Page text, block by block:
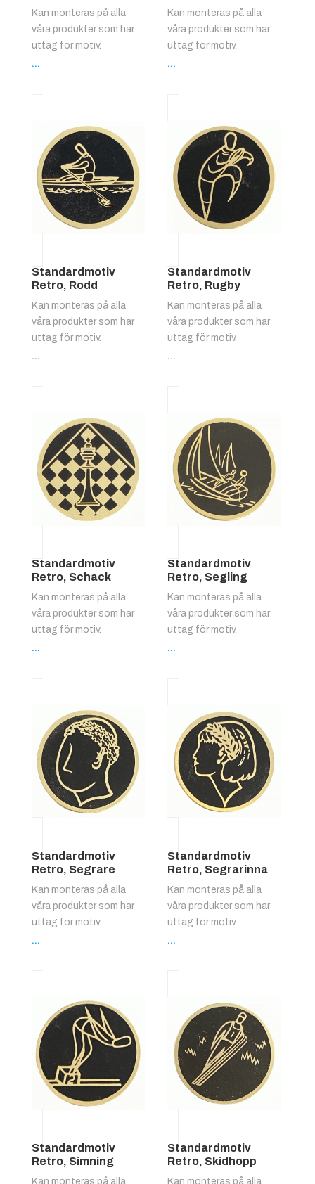
Kan monteras på alla
våra produkter som har
uttag för motiv.
...
Kan monteras på alla
våra produkter som har
uttag för motiv.
...
Standardmotiv
Retro, Rodd
Kan monteras på alla
våra produkter som har
uttag för motiv.
...
Standardmotiv
Retro, Rugby
Kan monteras på alla
våra produkter som har
uttag för motiv.
...
Standardmotiv
Retro, Schack
Kan monteras på alla
våra produkter som har
uttag för motiv.
...
Standardmotiv
Retro, Segling
Kan monteras på alla
våra produkter som har
uttag för motiv.
...
Standardmotiv
Retro, Segrare
Kan monteras på alla
våra produkter som har
uttag för motiv.
...
Standardmotiv
Retro, Segrarinna
Kan monteras på alla
våra produkter som har
uttag för motiv.
...
Standardmotiv
Retro, Simning
Kan monteras på alla
Standardmotiv
Retro, Skidhopp
Kan monteras på alla